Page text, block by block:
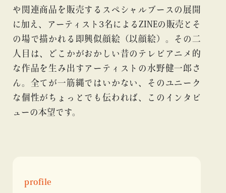
や関連商品を販売するスペシャルブースの展開
に加え、アーティスト3名によるZINEの販売とそ
の場で描かれる即興似顔絵（以顔絵）。その二
人目は、どこかがおかしい昔のテレビアニメ的
な作品を生み出すアーティストの水野健一郎さ
ん。全てが一筋縄ではいかない、そのユニーク
な個性がちょっとでも伝われば、このインタビ
ューの本望です。
profile